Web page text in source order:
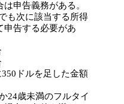
申告義務がある。
も次に該当する所得
申告する必要があ
ドルを足した金額
24歳未満のフルタイ